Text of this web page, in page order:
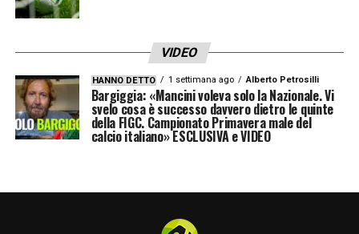
VIDEO
HANNO DETTO 1 settimana ago Alberto Petrosilli
Bargiggia: «Mancini voleva solo la Nazionale. Vi
svelo cosa è successo davvero dietro le quinte
della FIGC. Campionato Primavera male del
calcio italiano» ESCLUSIVA e VIDEO